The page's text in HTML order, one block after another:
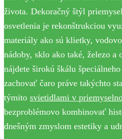
života. Dekoračný štýl
osvetlenia je rekonštrukciou
materiály ako sú klietky,
nádoby, sklo ako také, železo a
nájdete širokú škálu
zachovať čaro práve takýchto
týmito svietidlami v
bezproblémovo kombinovať
dnešným zmyslom estetiky a